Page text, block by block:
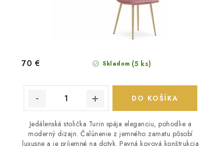
Skladom (5 ks)
70 €
DO KOŠÍKA
Jedálenská stolička Turin spája eleganciu, pohodlie a
moderný dizajn. Čalúnenie z jemného zamatu pôsobí
luxusne a je príjemné na dotyk. Pevná kovová konštrukcia